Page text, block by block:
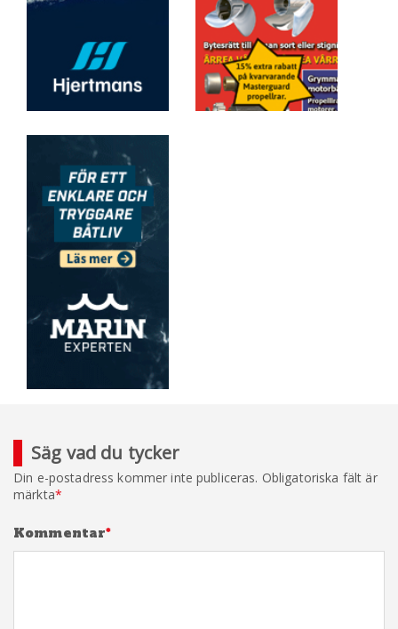
Säg vad du tycker
Din e-postadress kommer inte publiceras. Obligatoriska fält är
märkta*
Kommentar*